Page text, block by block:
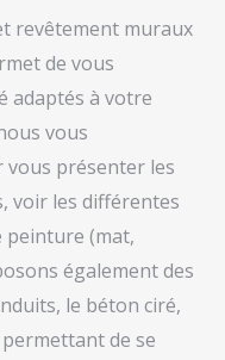
revêtement muraux
de vous
adaptés à votre
vous
vous présenter les
voir les différentes
peinture (mat,
également des
le béton ciré,
de se